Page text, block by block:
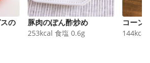
の
豚肉のぽん酢炒め
253kcal 食塩 0.6g
コーン
144kcal